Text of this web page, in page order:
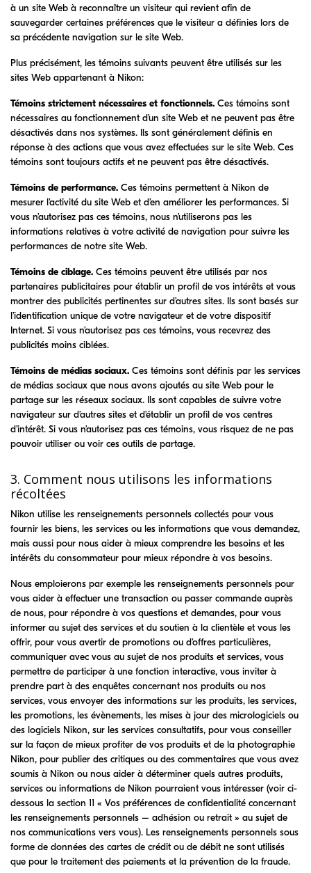
à un site Web à reconnaître un visiteur qui revient afin de
sauvegarder certaines préférences que le visiteur a définies lors de
sa précédente navigation sur le site Web.
Plus précisément, les témoins suivants peuvent être utilisés sur les
sites Web appartenant à Nikon:
Témoins strictement nécessaires et fonctionnels. Ces témoins sont
nécessaires au fonctionnement d’un site Web et ne peuvent pas être
désactivés dans nos systèmes. Ils sont généralement définis en
réponse à des actions que vous avez effectuées sur le site Web. Ces
témoins sont toujours actifs et ne peuvent pas être désactivés.
Témoins de performance. Ces témoins permettent à Nikon de
mesurer l’activité du site Web et d’en améliorer les performances. Si
vous n’autorisez pas ces témoins, nous n’utiliserons pas les
informations relatives à votre activité de navigation pour suivre les
performances de notre site Web.
Témoins de ciblage. Ces témoins peuvent être utilisés par nos
partenaires publicitaires pour établir un profil de vos intérêts et vous
montrer des publicités pertinentes sur d’autres sites. Ils sont basés sur
l’identification unique de votre navigateur et de votre dispositif
Internet. Si vous n’autorisez pas ces témoins, vous recevrez des
publicités moins ciblées.
Témoins de médias sociaux. Ces témoins sont définis par les services
de médias sociaux que nous avons ajoutés au site Web pour le
partage sur les réseaux sociaux. Ils sont capables de suivre votre
navigateur sur d’autres sites et d’établir un profil de vos centres
d’intérêt. Si vous n’autorisez pas ces témoins, vous risquez de ne pas
pouvoir utiliser ou voir ces outils de partage.
3. Comment nous utilisons les informations
récoltées
Nikon utilise les renseignements personnels collectés pour vous
fournir les biens, les services ou les informations que vous demandez,
mais aussi pour nous aider à mieux comprendre les besoins et les
intérêts du consommateur pour mieux répondre à vos besoins.
Nous emploierons par exemple les renseignements personnels pour
vous aider à effectuer une transaction ou passer commande auprès
de nous, pour répondre à vos questions et demandes, pour vous
informer au sujet des services et du soutien à la clientèle et vous les
offrir, pour vous avertir de promotions ou d’offres particulières,
communiquer avec vous au sujet de nos produits et services, vous
permettre de participer à une fonction interactive, vous inviter à
prendre part à des enquêtes concernant nos produits ou nos
services, vous envoyer des informations sur les produits, les services,
les promotions, les évènements, les mises à jour des micrologiciels ou
des logiciels Nikon, sur les services consultatifs, pour vous conseiller
sur la façon de mieux profiter de vos produits et de la photographie
Nikon, pour publier des critiques ou des commentaires que vous avez
soumis à Nikon ou nous aider à déterminer quels autres produits,
services ou informations de Nikon pourraient vous intéresser (voir ci-
dessous la section 11 « Vos préférences de confidentialité concernant
les renseignements personnels – adhésion ou retrait » au sujet de
nos communications vers vous). Les renseignements personnels sous
forme de données des cartes de crédit ou de débit ne sont utilisés
que pour le traitement des paiements et la prévention de la fraude.